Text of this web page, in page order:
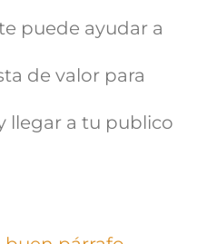
puede ayudar a
de valor para
llegar a tu publico